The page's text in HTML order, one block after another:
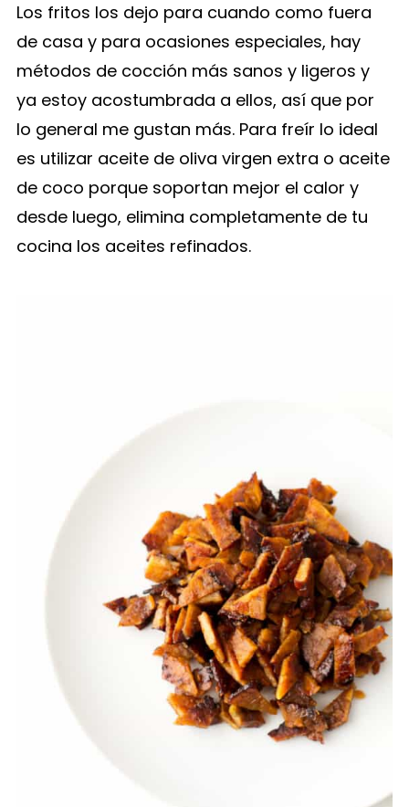
Los fritos los dejo para cuando como fuera
de casa y para ocasiones especiales, hay
métodos de cocción más sanos y ligeros y
ya estoy acostumbrada a ellos, así que por
lo general me gustan más. Para freír lo ideal
es utilizar aceite de oliva virgen extra o aceite
de coco porque soportan mejor el calor y
desde luego, elimina completamente de tu
cocina los aceites refinados.